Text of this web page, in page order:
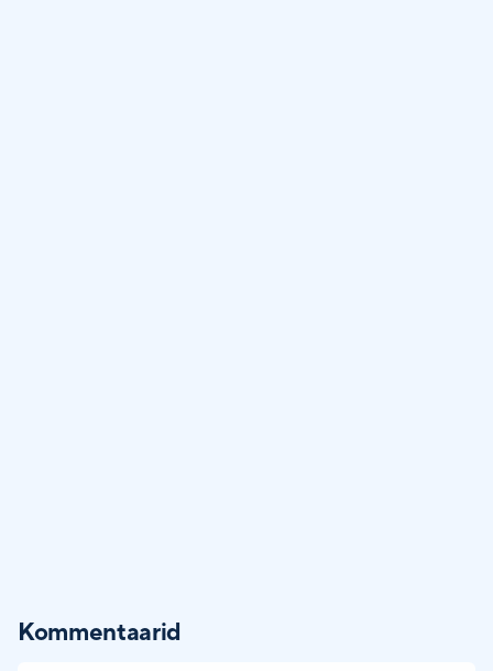
Kommentaarid